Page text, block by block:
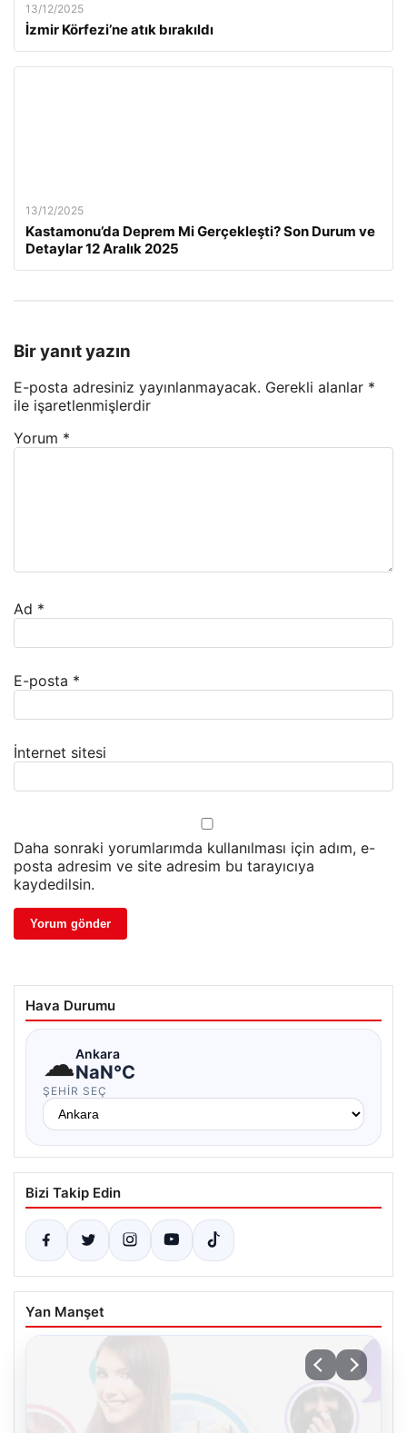
13/12/2025
İzmir Körfezi’ne atık bırakıldı
13/12/2025
Kastamonu’da Deprem Mi Gerçekleşti? Son Durum ve
Detaylar 12 Aralık 2025
Bir yanıt yazın
E-posta adresiniz yayınlanmayacak. Gerekli alanlar *
ile işaretlenmişlerdir
Yorum *
Ad *
E-posta *
İnternet sitesi
Daha sonraki yorumlarımda kullanılması için adım, e-
posta adresim ve site adresim bu tarayıcıya
kaydedilsin.
Hava Durumu
☁Ankara
NaN°C
ŞEHIR SEÇ
Bizi Takip Edin
Yan Manşet